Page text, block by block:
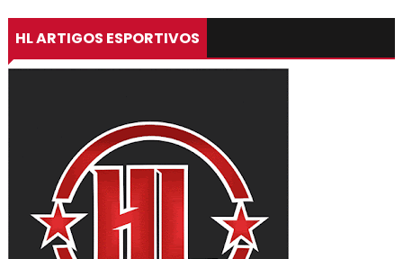
HL ARTIGOS ESPORTIVOS